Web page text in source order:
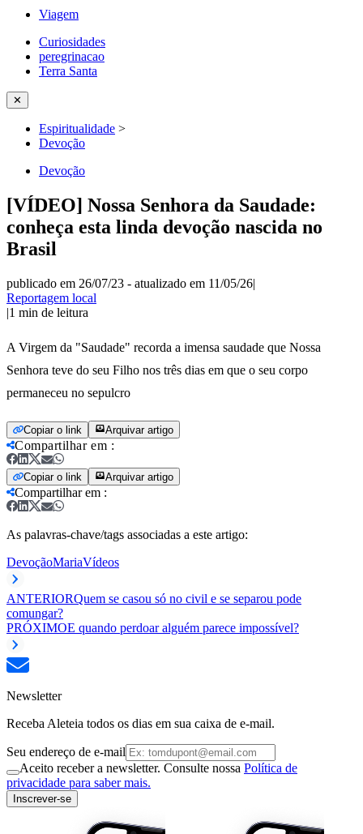
Viagem
Curiosidades
peregrinacao
Terra Santa
✕
Espiritualidade >
Devoção
Devoção
[VÍDEO] Nossa Senhora da Saudade:
conheça esta linda devoção nascida no
Brasil
publicado em 26/07/23 - atualizado em 11/05/26|
Reportagem local
|1 min de leitura
A Virgem da "Saudade" recorda a imensa saudade que Nossa
Senhora teve do seu Filho nos três dias em que o seu corpo
permaneceu no sepulcro
Copiar o link Arquivar artigo
Compartilhar em :
Copiar o link Arquivar artigo
Compartilhar em :
As palavras-chave/tags associadas a este artigo:
DevoçãoMariaVídeos
ANTERIORQuem se casou só no civil e se separou pode
comungar?
PRÓXIMOE quando perdoar alguém parece impossível?
Newsletter
Receba Aleteia todos os dias em sua caixa de e-mail.
Seu endereço de e-mail
Aceito receber a newsletter. Consulte nossa Política de
privacidade para saber mais.
Inscrever-se